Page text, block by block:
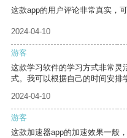
这款app的用户评论非常真实，
2024-04-10
游客
这款学习软件的学习方式非常灵
式。我可以根据自己的时间安排
2024-04-10
游客
这款加速器app的加速效果一般